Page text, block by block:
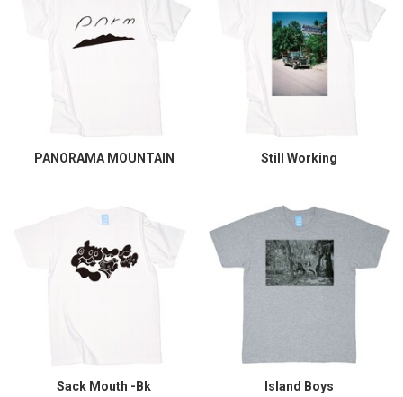
PANORAMA MOUNTAIN Still Working
Sack Mouth -Bk Island Boys